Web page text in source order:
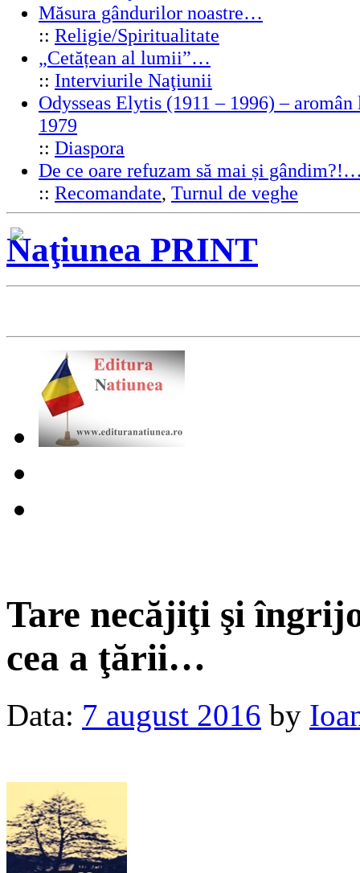
Măsura gândurilor noastre…
:: Religie/Spiritualitate
„Cetățean al lumii”…
:: Interviurile Naţiunii
Odysseas Elytis (1911 – 1996) –
1979
:: Diaspora
De ce oare refuzam să mai și
:: Recomandate, Turnul de veghe
Naţiunea PRINT
Tare necăjiţi şi
cea a ţării…
Data: 7 august 2016 by